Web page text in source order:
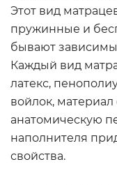
Этот вид
пружинные и
бывают
Каждый вид
латекс,
войлок,
анатомическую
наполнителя
свойства.